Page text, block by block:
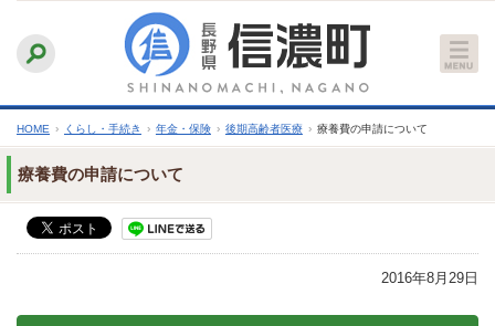
文
へ
ふりがなをつける
文字サイズ
縮小 標準 拡大
HOME › くらし・手続き › 年金・保険 › 後期高齢者医療 › 療養費の申請について
療養費の申請について
2016年8月29日